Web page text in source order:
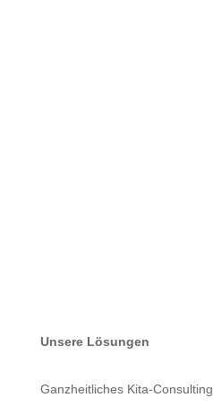
Unsere Lösungen
Ganzheitliches Kita-Consulting